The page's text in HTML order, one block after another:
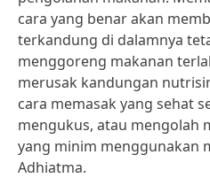
cara yang benar akan
terkandung di dalamnya
menggoreng makanan
merusak kandungan
cara memasak yang sehat
mengukus, atau mengolah
yang minim menggunakan
Adhiatma.